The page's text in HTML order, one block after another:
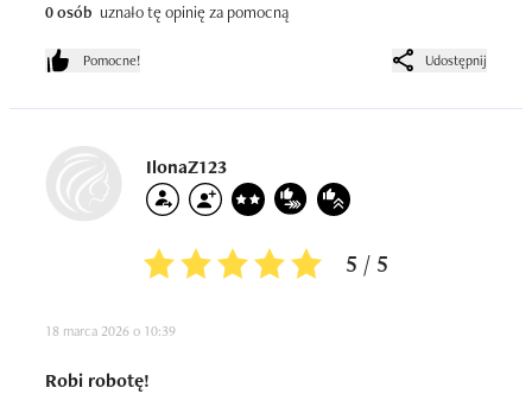
rozpyla.Jest wygodny w użyciu i bardzo wydajny. Szata
graficzna jest prosta ale i elegancka, co świetnie oddaje
klasyczny charakter produktu. Zdecydowanie jest to
produkt który warto wypróbować.
0 osób uznało tę opinię za pomocną
Pomocne! Udostępnij
IlonaZ123
5 / 5
18 marca 2026 o 10:39
Robi robotę!